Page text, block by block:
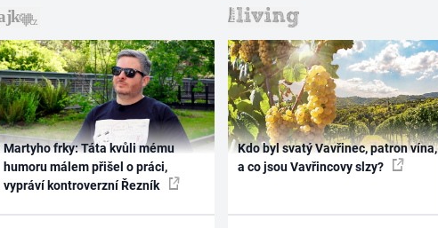
Martyho frky: Táta kvůli mému
humoru málem přišel o práci,
vypráví kontroverzní Řezník
Kdo byl svatý Vavřinec, patron vína,
a co jsou Vavřincovy slzy?